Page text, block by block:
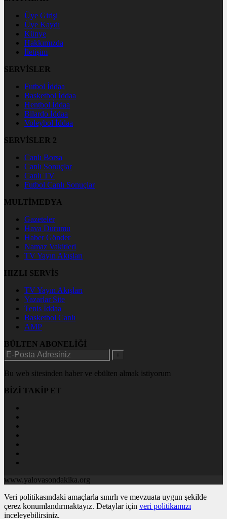
Üye Girişi
Üye Kaydı
Künye
Hakkımızda
İletişim
SERVİSLER
Futbol İddaa
Basketbol İddaa
Hentbol İddaa
Bilardo İddaa
Voleybol İddaa
SERVİSLER 2
Canlı Borsa
Canlı Sonuçlar
Canlı TV
Futbol Canlı Sonuçlar
MULTİMEDYA
Gazeteler
Hava Durumu
Haber Gönder
Namaz Vakitleri
TV Yayın Akışları
HIZLI SERVİS
TV Yayın Akışları
Yazarlar Site
Tenis İddaa
Basketbol Canlı
AMP
BÜLTEN ABONELİĞİ
+
Bu web sitesinden haber ve ebülten almak istiyorum
BİZİ TAKİP ET
www.yalovasondakika.org
Veri politikasındaki amaçlarla sınırlı ve mevzuata uygun şekilde
çerez konumlandırmaktayız. Detaylar için veri politikamızı
inceleyebilirsiniz.